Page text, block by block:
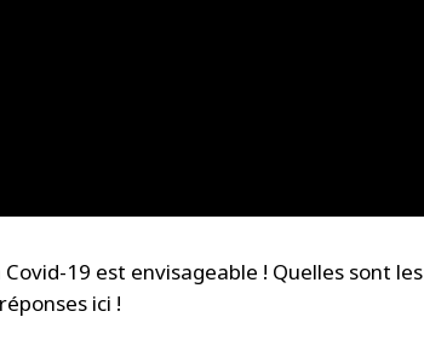
19 est envisageable ! Quelles sont les
ici !